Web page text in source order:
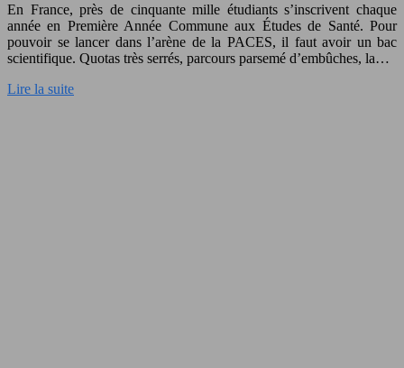
En France, près de cinquante mille étudiants s’inscrivent chaque
année en Première Année Commune aux Études de Santé. Pour
pouvoir se lancer dans l’arène de la PACES, il faut avoir un bac
scientifique. Quotas très serrés, parcours parsemé d’embûches, la…
Lire la suite